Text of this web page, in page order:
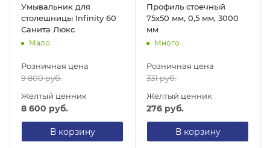
Умывальник для
столешницы Infinity 60
Санита Люкс
Мало
Розничная цена
9 800руб.
Желтый ценник
8 600 руб.
В корзину
Профиль стоечный
75х50 мм, 0,5 мм, 3000
мм
Много
Розничная цена
331руб.
Желтый ценник
276 руб.
В корзину